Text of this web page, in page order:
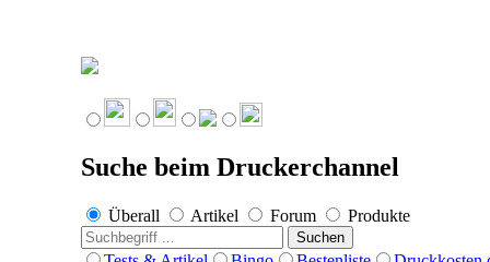
Suche beim Druckerchannel
Überall Artikel Forum Produkte
Suchen